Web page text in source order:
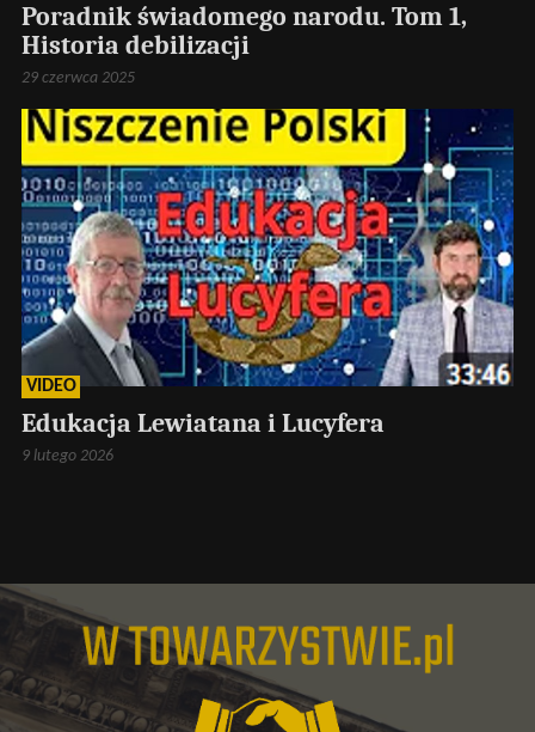
Poradnik świadomego narodu. Tom 1,
Historia debilizacji
29 czerwca 2025
VIDEO
Edukacja Lewiatana i Lucyfera
9 lutego 2026